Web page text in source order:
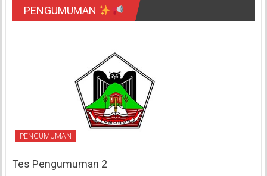
PENGUMUMAN
PENGUMUMAN
Tes Pengumuman 2